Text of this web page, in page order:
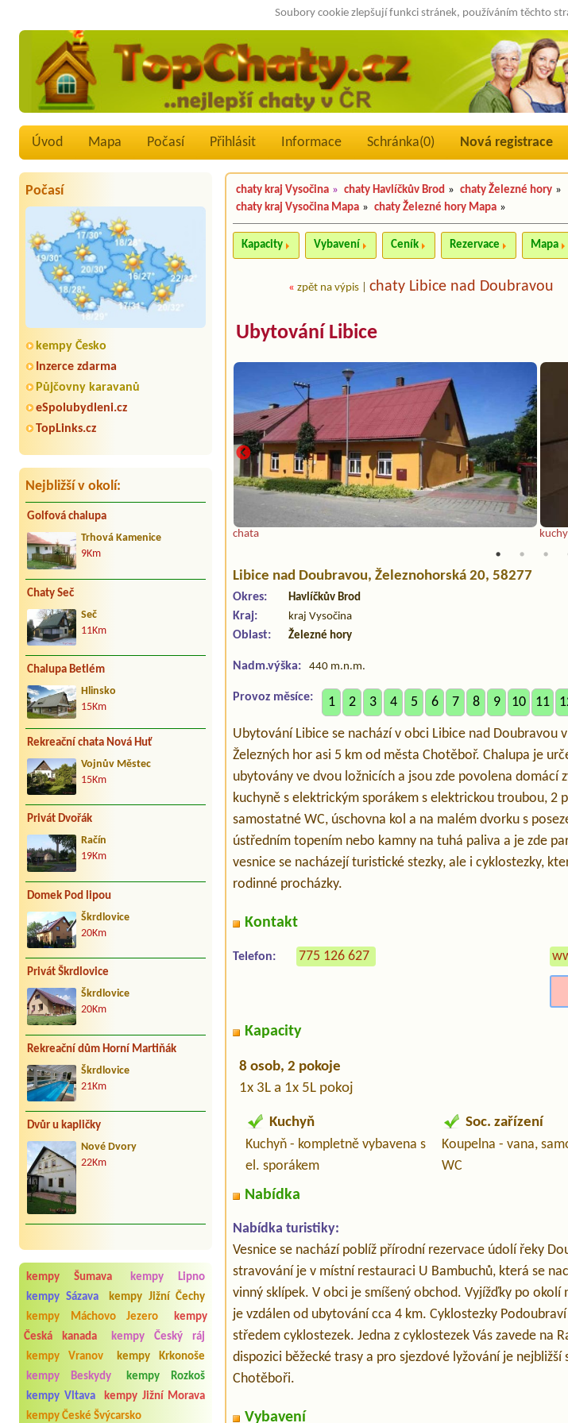
Soubory cookie zlepšují funkci stránek, používáním těchto
Úvod Mapa Počasí Přihlásit Informace Schránka(0) Nová registrace
Počasí
kempy Česko
Inzerce zdarma
Půjčovny karavanů
eSpolubydleni.cz
TopLinks.cz
Nejbližší v okolí:
Golfová chalupa
Trhová Kamenice
9Km
Chaty Seč
Seč
11Km
Chalupa Betlém
Hlinsko
15Km
Rekreační chata Nová Huť
Vojnův Městec
15Km
Privát Dvořák
Račín
19Km
Domek Pod lipou
Škrdlovice
20Km
Privát Škrdlovice
Škrdlovice
20Km
Rekreační dům Horní Martiňák
Škrdlovice
21Km
Dvůr u kapličky
Nové Dvory
22Km
kempy Šumava
kempy Lipno
kempy Sázava
kempy Jižní Čechy
kempy Máchovo Jezero
kempy
Česká kanada
kempy Český ráj
kempy Vranov
kempy Krkonoše
kempy Beskydy
kempy Rozkoš
kempy Vltava
kempy Jižní Morava
kempy České Švýcarsko
chaty kraj Vysočina » chaty Havlíčkův Brod » chaty Železné hory »
chaty kraj Vysočina Mapa » chaty Železné hory Mapa »
Kapacity Vybavení Ceník Rezervace Mapa
«zpět na výpis |chaty Libice nad Doubravou
Ubytování Libice
chata
Libice nad Doubravou, Železnohorská 20, 58277
Okres: Havlíčkův Brod
Kraj: kraj Vysočina
Oblast: Železné hory
Nadm.výška: 440 m.n.m.
Provoz měsíce: 1 2 3 4 5 6 7 8 9 10 11
Ubytování Libice se nachází v obci Libice nad Doubravou
Železných hor asi 5 km od města Chotěboř. Chalupa je
ubytovány ve dvou ložnicích a jsou zde povolena domácí
kuchyně s elektrickým sporákem s elektrickou troubou, 2
samostatné WC, úschovna kol a na malém dvorku s
ústředním topením nebo kamny na tuhá paliva a je zde
vesnice se nacházejí turistické stezky, ale i cyklostezky,
rodinné procházky.
Kontakt
Telefon: 775 126 627
Kapacity
8 osob, 2 pokoje
1x 3L a 1x 5L pokoj
Kuchyň
Kuchyň - kompletně vybavena s
el. sporákem
Soc. zařízení
Koupelna - vana,
WC
Nabídka
Nabídka turistiky:
Vesnice se nachází poblíž přírodní rezervace údolí řeky
stravování je v místní restauraci U Bambuchů, která se
vinný sklípek. V obci je smíšený obchod. Vyjížďky po
je vzdálen od ubytování cca 4 km. Cyklostezky
středem cyklostezek. Jedna z cyklostezek Vás zavede na
dispozici běžecké trasy a pro sjezdové lyžování je
Chotěboři.
Vybavení